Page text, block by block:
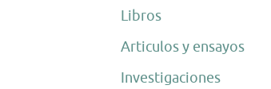
Libros
Articulos y ensayos
Investigaciones